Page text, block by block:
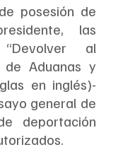
posesión de
las
al
Aduanas y
en inglés)-
general de
deportación